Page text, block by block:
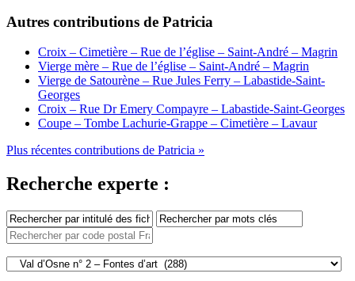
Autres contributions de Patricia
Croix – Cimetière – Rue de l’église – Saint-André – Magrin
Vierge mère – Rue de l’église – Saint-André – Magrin
Vierge de Satourène – Rue Jules Ferry – Labastide-Saint-
Georges
Croix – Rue Dr Emery Compayre – Labastide-Saint-Georges
Coupe – Tombe Lachurie-Grappe – Cimetière – Lavaur
Plus récentes contributions de Patricia »
Recherche experte :